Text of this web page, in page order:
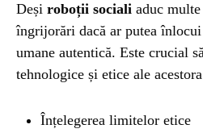
Deși roboții sociali aduc
îngrijorări dacă ar putea
umane autentică. Este crucial
tehnologice și etice ale
Înțelegerea limitelor etice